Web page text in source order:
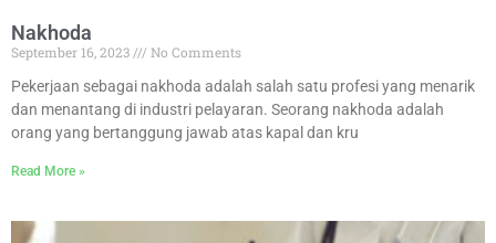
Nakhoda
September 16, 2023
No Comments
Pekerjaan sebagai nakhoda adalah salah satu profesi yang menarik
dan menantang di industri pelayaran. Seorang nakhoda adalah
orang yang bertanggung jawab atas kapal dan kru
Read More »